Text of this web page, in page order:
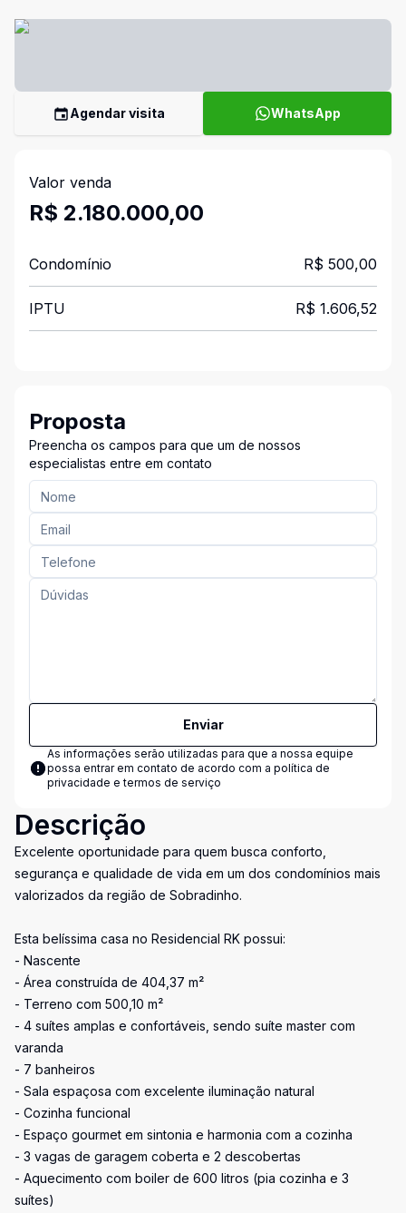
Agendar visita WhatsApp
Valor venda
R$ 2.180.000,00
Condomínio R$ 500,00
IPTU R$ 1.606,52
Proposta
Preencha os campos para que um de nossos
especialistas entre em contato
Enviar
As informações serão utilizadas para que a nossa equipe
possa entrar em contato de acordo com a política de
privacidade e termos de serviço
Descrição
Excelente oportunidade para quem busca conforto,
segurança e qualidade de vida em um dos condomínios mais
valorizados da região de Sobradinho.
Esta belíssima casa no Residencial RK possui:
- Nascente
- Área construída de 404,37 m²
- Terreno com 500,10 m²
- 4 suítes amplas e confortáveis, sendo suíte master com
varanda
- 7 banheiros
- Sala espaçosa com excelente iluminação natural
- Cozinha funcional
- Espaço gourmet em sintonia e harmonia com a cozinha
- 3 vagas de garagem coberta e 2 descobertas
- Aquecimento com boiler de 600 litros (pia cozinha e 3
suítes)